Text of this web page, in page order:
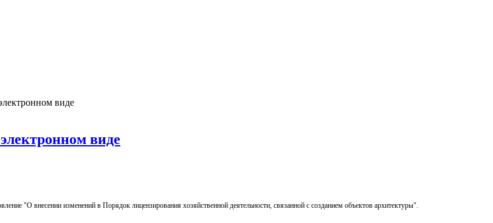
виде
виде
"О внесении изменений в Порядок лицензирования хозяйственной деятельности, связанной с созданием объектов архитектуры".